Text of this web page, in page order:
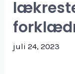
juli 24, 2023